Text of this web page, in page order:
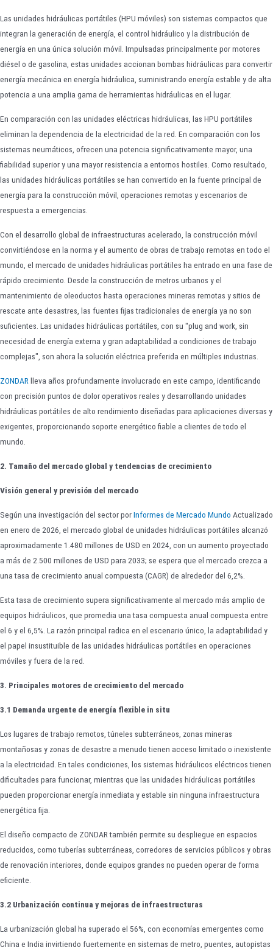
Las unidades hidráulicas portátiles (HPU móviles) son sistemas compactos que
integran la generación de energía, el control hidráulico y la distribución de
energía en una única solución móvil. Impulsadas principalmente por motores
diésel o de gasolina, estas unidades accionan bombas hidráulicas para convertir
energía mecánica en energía hidráulica, suministrando energía estable y de alta
potencia a una amplia gama de herramientas hidráulicas en el lugar.
En comparación con las unidades eléctricas hidráulicas, las HPU portátiles
eliminan la dependencia de la electricidad de la red. En comparación con los
sistemas neumáticos, ofrecen una potencia significativamente mayor, una
fiabilidad superior y una mayor resistencia a entornos hostiles. Como resultado,
las unidades hidráulicas portátiles se han convertido en la fuente principal de
energía para la construcción móvil, operaciones remotas y escenarios de
respuesta a emergencias.
Con el desarrollo global de infraestructuras acelerado, la construcción móvil
convirtiéndose en la norma y el aumento de obras de trabajo remotas en todo el
mundo, el mercado de unidades hidráulicas portátiles ha entrado en una fase de
rápido crecimiento. Desde la construcción de metros urbanos y el
mantenimiento de oleoductos hasta operaciones mineras remotas y sitios de
rescate ante desastres, las fuentes fijas tradicionales de energía ya no son
suficientes. Las unidades hidráulicas portátiles, con su "plug and work, sin
necesidad de energía externa y gran adaptabilidad a condiciones de trabajo
complejas", son ahora la solución eléctrica preferida en múltiples industrias.
ZONDARlleva años profundamente involucrado en este campo, identificando
con precisión puntos de dolor operativos reales y desarrollando unidades
hidráulicas portátiles de alto rendimiento diseñadas para aplicaciones diversas y
exigentes, proporcionando soporte energético fiable a clientes de todo el
mundo.
2. Tamaño del mercado global y tendencias de crecimiento
Visión general y previsión del mercado
Según una investigación del sector porInformes de Mercado Mundo Actualizado
en enero de 2026, el mercado global de unidades hidráulicas portátiles alcanzó
aproximadamente 1.480 millones de USD en 2024, con un aumento proyectado
a más de 2.500 millones de USD para 2033; se espera que el mercado crezca a
una tasa de crecimiento anual compuesta (CAGR) de alrededor del 6,2%.
Esta tasa de crecimiento supera significativamente al mercado más amplio de
equipos hidráulicos, que promedia una tasa compuesta anual compuesta entre
el 6 y el 6,5%. La razón principal radica en el escenario único, la adaptabilidad y
el papel insustituible de las unidades hidráulicas portátiles en operaciones
móviles y fuera de la red.
3. Principales motores de crecimiento del mercado
3.1 Demanda urgente de energía flexible in situ
Los lugares de trabajo remotos, túneles subterráneos, zonas mineras
montañosas y zonas de desastre a menudo tienen acceso limitado o inexistente
a la electricidad. En tales condiciones, los sistemas hidráulicos eléctricos tienen
dificultades para funcionar, mientras que las unidades hidráulicas portátiles
pueden proporcionar energía inmediata y estable sin ninguna infraestructura
energética fija.
El diseño compacto de ZONDAR también permite su despliegue en espacios
reducidos, como tuberías subterráneas, corredores de servicios públicos y obras
de renovación interiores, donde equipos grandes no pueden operar de forma
eficiente.
3.2 Urbanización continua y mejoras de infraestructuras
La urbanización global ha superado el 56%, con economías emergentes como
China e India invirtiendo fuertemente en sistemas de metro, puentes, autopistas